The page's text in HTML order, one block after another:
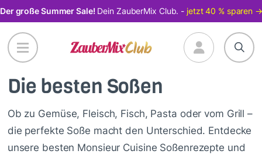
Direkt
zum
Inhalt
Der große Summer Sale! Dein ZauberMix Club. - jetzt 40 % sparen →
Die besten Soßen
Ob zu Gemüse, Fleisch, Fisch, Pasta oder vom Grill –
die perfekte Soße macht den Unterschied. Entdecke
unsere besten Monsieur Cuisine Soßenrezepte und